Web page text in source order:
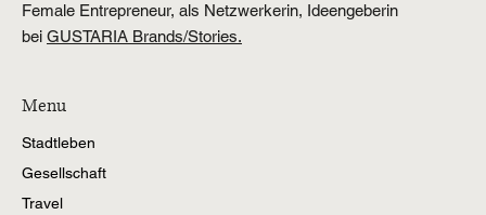
Female Entrepreneur, als Netzwerkerin, Ideengeberin
bei GUSTARIA Brands/Stories.
Menu
Stadtleben
Gesellschaft
Travel